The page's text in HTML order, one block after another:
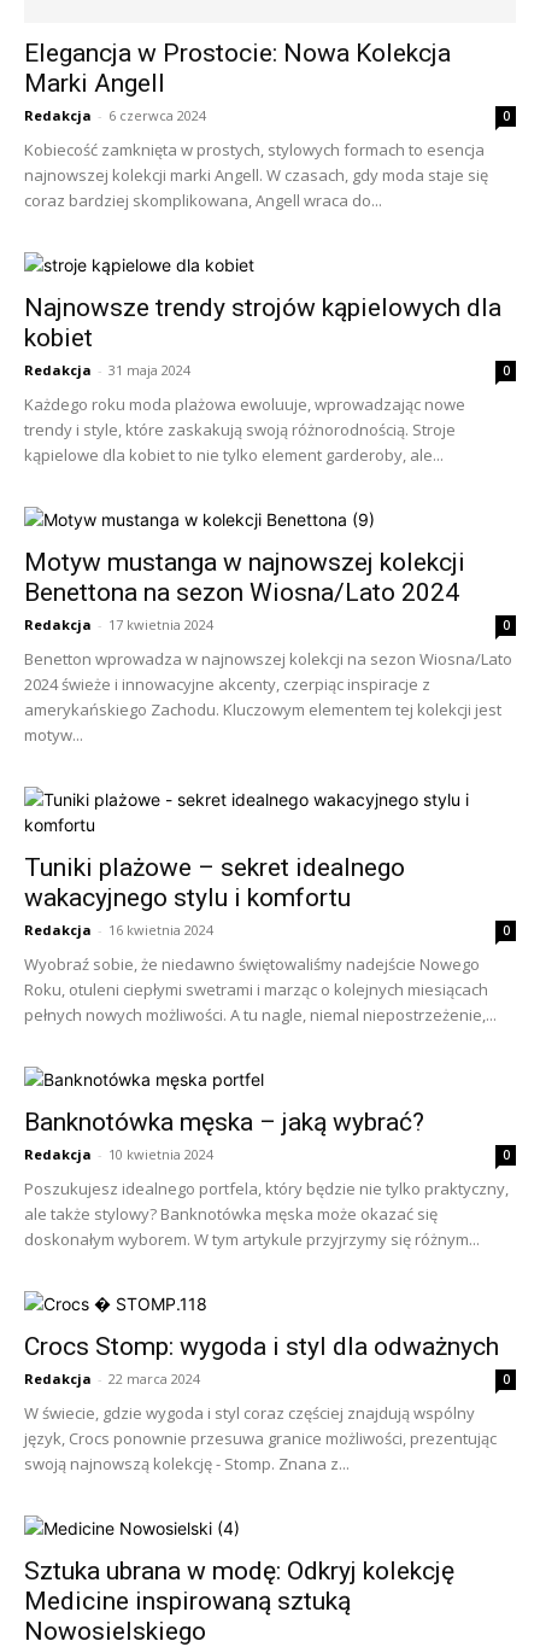
Elegancja w Prostocie: Nowa Kolekcja
Marki Angell
Redakcja - 6 czerwca 2024 0
Kobiecość zamknięta w prostych, stylowych formach to esencja
najnowszej kolekcji marki Angell. W czasach, gdy moda staje się
coraz bardziej skomplikowana, Angell wraca do...
Najnowsze trendy strojów kąpielowych dla
kobiet
Redakcja - 31 maja 2024 0
Każdego roku moda plażowa ewoluuje, wprowadzając nowe
trendy i style, które zaskakują swoją różnorodnością. Stroje
kąpielowe dla kobiet to nie tylko element garderoby, ale...
Motyw mustanga w najnowszej kolekcji
Benettona na sezon Wiosna/Lato 2024
Redakcja - 17 kwietnia 2024 0
Benetton wprowadza w najnowszej kolekcji na sezon Wiosna/Lato
2024 świeże i innowacyjne akcenty, czerpiąc inspiracje z
amerykańskiego Zachodu. Kluczowym elementem tej kolekcji jest
motyw...
Tuniki plażowe – sekret idealnego
wakacyjnego stylu i komfortu
Redakcja - 16 kwietnia 2024 0
Wyobraź sobie, że niedawno świętowaliśmy nadejście Nowego
Roku, otuleni ciepłymi swetrami i marząc o kolejnych miesiącach
pełnych nowych możliwości. A tu nagle, niemal niepostrzeżenie,...
Banknotówka męska – jaką wybrać?
Redakcja - 10 kwietnia 2024 0
Poszukujesz idealnego portfela, który będzie nie tylko praktyczny,
ale także stylowy? Banknotówka męska może okazać się
doskonałym wyborem. W tym artykule przyjrzymy się różnym...
Crocs Stomp: wygoda i styl dla odważnych
Redakcja - 22 marca 2024 0
W świecie, gdzie wygoda i styl coraz częściej znajdują wspólny
język, Crocs ponownie przesuwa granice możliwości, prezentując
swoją najnowszą kolekcję - Stomp. Znana z...
Sztuka ubrana w modę: Odkryj kolekcję
Medicine inspirowaną sztuką
Nowosielskiego